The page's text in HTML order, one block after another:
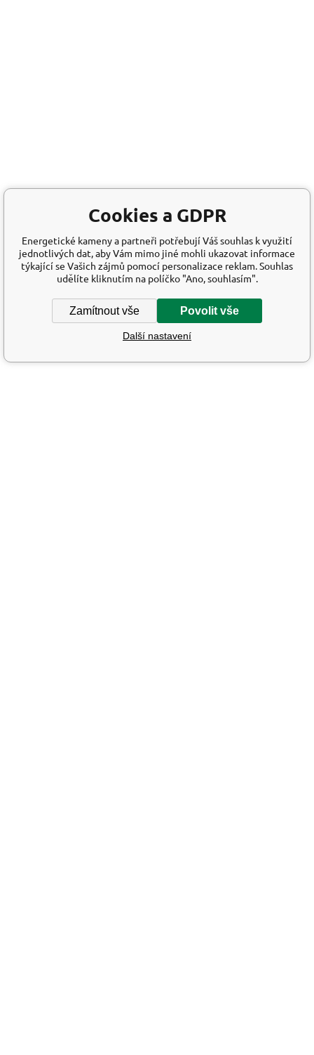
Cookies a GDPR
Energetické kameny a partneři potřebují Váš souhlas k využití
jednotlivých dat, aby Vám mimo jiné mohli ukazovat informace
týkající se Vašich zájmů pomocí personalizace reklam. Souhlas
udělíte kliknutím na políčko "Ano, souhlasím".
Zamítnout vše Povolit vše
Další nastavení